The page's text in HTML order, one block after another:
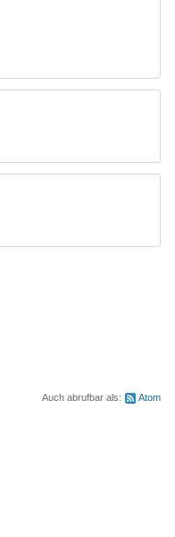
Auch abrufbar als: Atom